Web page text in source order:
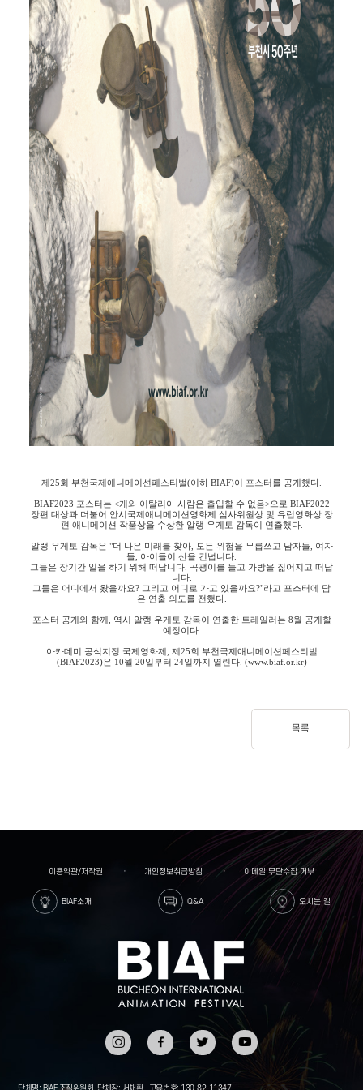
제25회 부천국제애니메이션페스티벌(이하 BIAF)이 포스터를 공개했다
BIAF2023 포스터는 <개와 이탈리아 사람은 출입할 수 없음>으로 BIAF2022
장편 대상과 더불어 안시국제애니메이션영화제 심사위원상 및 유럽영화상 장
편 애니메이션 작품상을 수상한 알랭 우게토 감독이 연출했다.
알랭 우게토 감독은 "더 나은 미래를 찾아, 모든 위험을 무릅쓰고 남자들, 여자
들 아이들이 산을 건넙니다
그들은 장기간 일을 하기 위해 떠납니다 곡괭이를 들고 가방을 짊어지고 떠납
니다.
그들은 어디에서 왔을까요? 그리고 어디로 가고 있을까요?"라고 포스터에 담
은 연출 의도를 전했다.
포스터 공개와 함께 역시 알랭 우게토 감독이 연출한 트레일러는 8월 공개할
예정이다.
아카데미 공식지정 국제영화제 제25회 부천국제애니메이션페스티벌
(BIAF2023)은 10월 20일부터 24일까지 열린다. (www.biaf.or.kr)
목록
이용약관/저작권 개인정보취급방침 이메일 무단수집 거부
BIAF소개 Q&A 오시는 길
인스타
그램
페이스
북
트위터 유튜브
단체명: BIAF 조직위원회 단체장: 서채환 고유번호: 130-82-11347